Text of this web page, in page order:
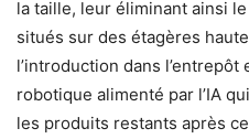
la taille, leur éliminant ainsi
situés sur des étagères
l’introduction dans
robotique alimenté par l’IA
les produits restants après